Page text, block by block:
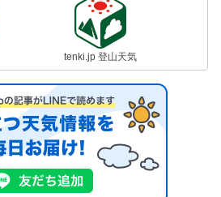
tenki.jp 登山天気